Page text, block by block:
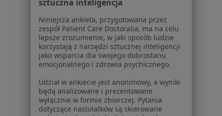
Partnerzy
Centrum prasowe
Kontakt
Dla pacjentów
Lekarze
Pytania i odpowiedzi
Usługi i zabiegi
Choroby
sztuczna inteligencja
Niniejsza ankieta, przygotowana przez
zespół Patient Care Doctoralia, ma na celu
lepsze zrozumienie, w jaki sposób ludzie
korzystają z narzędzi sztucznej inteligencji
jako wsparcia dla swojego dobrostanu
emocjonalnego i zdrowia psychicznego.
Udział w ankiecie jest anonimowy, a wyniki
będą analizowane i prezentowane
wyłącznie w formie zbiorczej. Pytania
dotyczące nastolatków są skierowane